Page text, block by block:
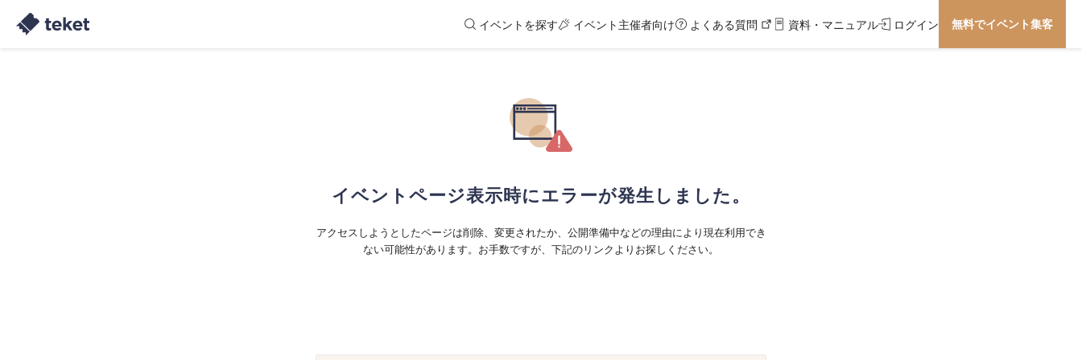
イベントを探す イベント主催者向け よくある質問 資料・マニュアル ログイン 無料でイベント集客
イベントページ表示時にエラーが発生しました。
アクセスしようとしたページは削除、変更されたか、公開準備中などの理由により現在利用でき
ない可能性があります。お手数ですが、下記のリンクよりお探しください。